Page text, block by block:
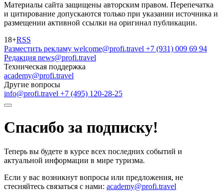
Материалы сайта защищены авторским правом. Перепечатка
и цитирование допускаются только при указании источника и
размещении активной ссылки на оригинал публикации.
18+RSS
Разместить рекламу welcome@profi.travel +7 (931) 009 69 94
Редакция news@profi.travel
Техническая поддержка
academy@profi.travel
Другие вопросы
info@profi.travel +7 (495) 120-28-25
Спасибо за подписку!
Теперь вы будете в курсе всех последних событий и
актуальной информации в мире туризма.
Если у вас возникнут вопросы или предложения, не
стесняйтесь связаться с нами: academy@profi.travel